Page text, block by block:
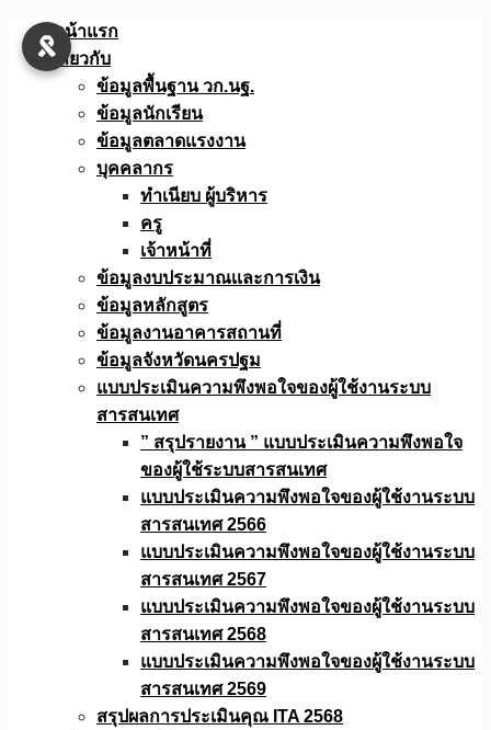
Skip
หน้าแรก
เกี่ยวกับ
ข้อมูลพื้นฐาน วก.นฐ.
ข้อมูลนักเรียน
ข้อมูลตลาดแรงงาน
บุคคลากร
ทำเนียบ ผู้บริหาร
ครู
เจ้าหน้าที่
ข้อมูลงบประมาณเเละการเงิน
ข้อมูลหลักสูตร
ข้อมูลงานอาคารสถานที่
ข้อมูลจังหวัดนครปฐม
แบบประเมินความพึงพอใจของผู้ใช้งานระบบ
สารสนเทศ
” สรุปรายงาน ” แบบประเมินความพึงพอใจ
ของผู้ใช้ระบบสารสนเทศ
แบบประเมินความพึงพอใจของผู้ใช้งานระบบ
สารสนเทศ 2566
แบบประเมินความพึงพอใจของผู้ใช้งานระบบ
สารสนเทศ 2567
แบบประเมินความพึงพอใจของผู้ใช้งานระบบ
สารสนเทศ 2568
แบบประเมินความพึงพอใจของผู้ใช้งานระบบ
สารสนเทศ 2569
สรุปผลการประเมินคุณ ITA 2568